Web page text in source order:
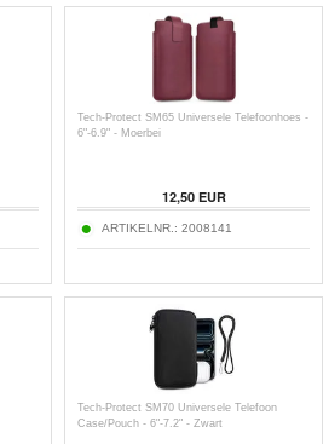
Tech-Protect SM65 Universele Telefoonhoes -
6"-6.9" - Moerbei
12,50EUR
ARTIKELNR.: 2008141
Tech-Protect SM70 Universele Telefoon
Case/Pouch - 6"-7.2" - Zwart